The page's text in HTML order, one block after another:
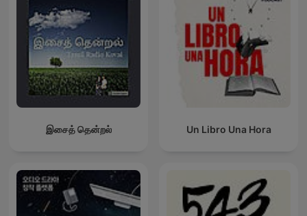
இசைத் தென்றல் Un Libro Una Hora